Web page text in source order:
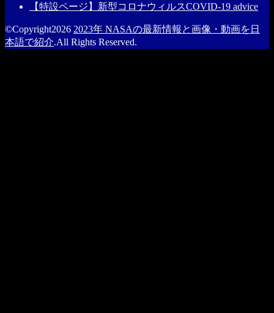
【特設ページ】新型コロナウィルスCOVID-19 advice
©Copyright2026 2023年 NASAの最新情報と画像・動画を日
本語で紹介.All Rights Reserved.